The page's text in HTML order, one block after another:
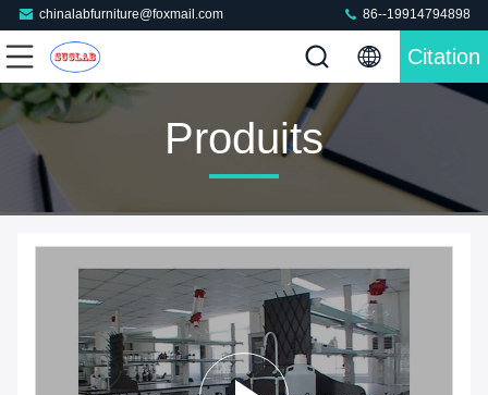
chinalabfurniture@foxmail.com 86--19914794898
Citation
Produits